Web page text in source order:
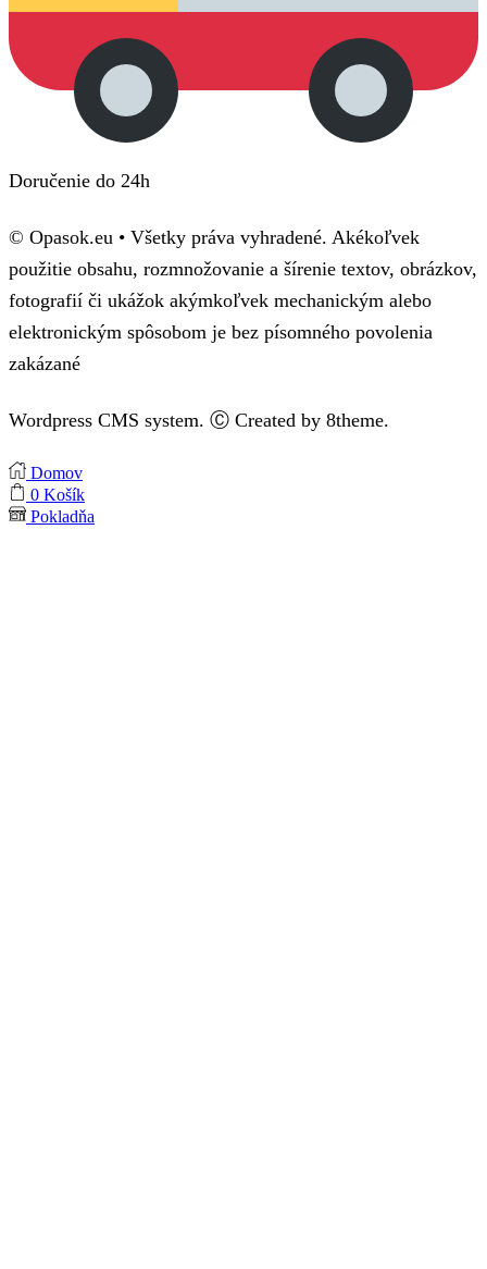
Doručenie do 24h
© Opasok.eu • Všetky práva vyhradené. Akékoľvek
použitie obsahu, rozmnožovanie a šírenie textov, obrázkov,
fotografií či ukážok akýmkoľvek mechanickým alebo
elektronickým spôsobom je bez písomného povolenia
zakázané
Wordpress CMS system. Ⓒ Created by 8theme.
Domov
0 Košík
Pokladňa